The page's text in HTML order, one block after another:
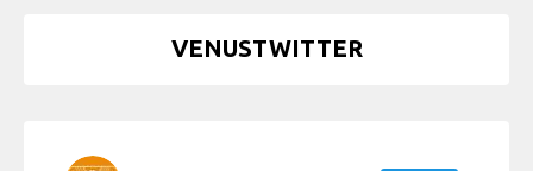
VENUSTWITTER